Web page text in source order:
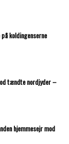
koldingenserne
tændte nordjyder –
hjemmesejr mod